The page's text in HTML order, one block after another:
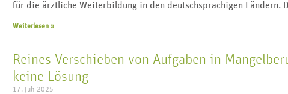
für die ärztliche Weiterbildung in den deutschsprachigen Ländern.
Weiterlesen »
Reines Verschieben von Aufgaben in
keine Lösung
17. Juli 2025